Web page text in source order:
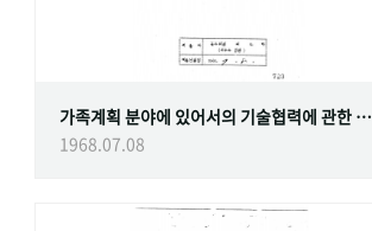
가족계획 분야에 있어서의 기술협력에 관한 대한민국정부와 스웨덴 정부간의 협정
1968.07.08